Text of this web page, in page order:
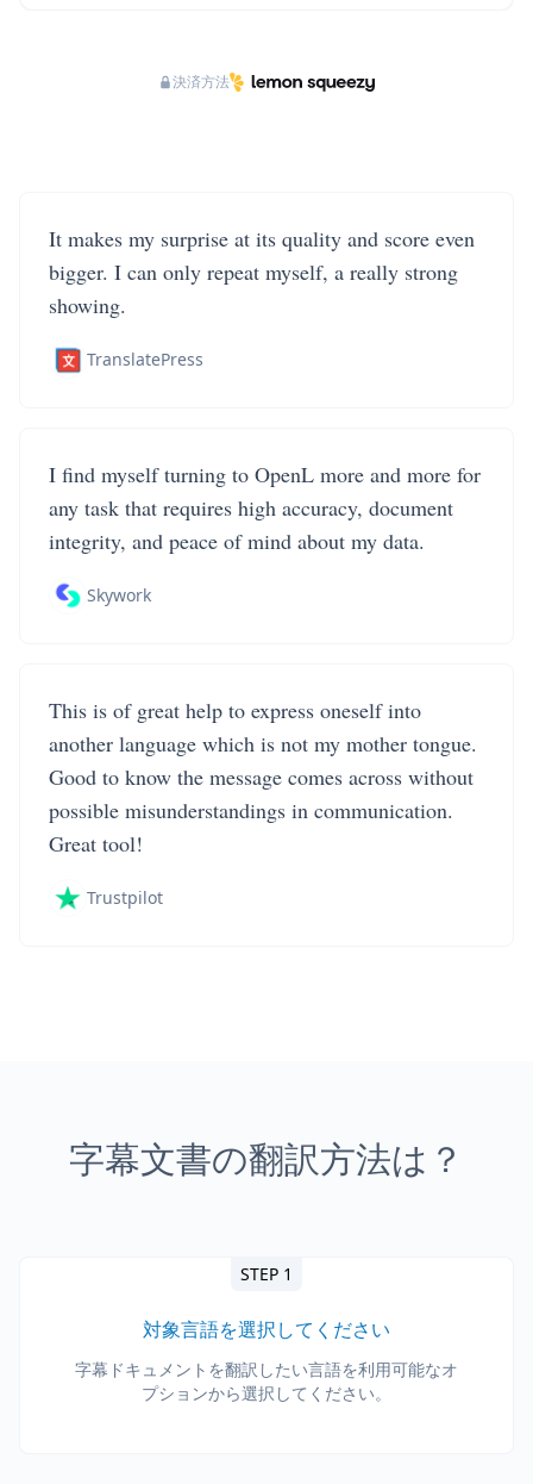
決済方法
It makes my surprise at its quality and score even
bigger. I can only repeat myself, a really strong
showing.
TranslatePress
I find myself turning to OpenL more and more for
any task that requires high accuracy, document
integrity, and peace of mind about my data.
Skywork
This is of great help to express oneself into
another language which is not my mother tongue.
Good to know the message comes across without
possible misunderstandings in communication.
Great tool!
Trustpilot
字幕文書の翻訳方法は？
STEP 1
対象言語を選択してください
字幕ドキュメントを翻訳したい言語を利用可能なオ
プションから選択してください。